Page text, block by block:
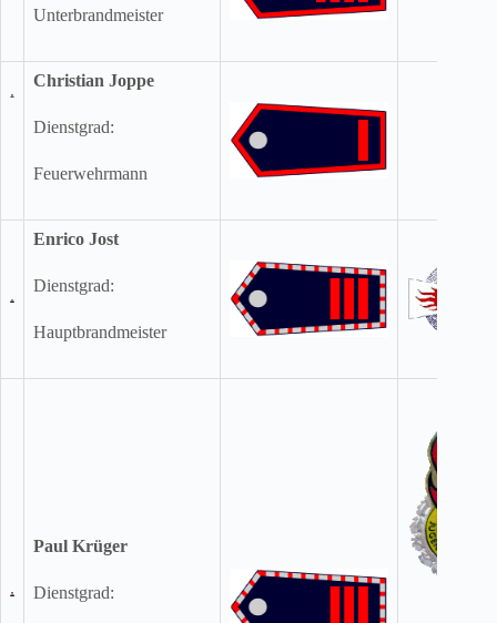
Unterbrandmeister
Christian Joppe
Dienstgrad:
Feuerwehrmann
Enrico Jost
Dienstgrad:
Hauptbrandmeister
Paul Krüger
Dienstgrad: